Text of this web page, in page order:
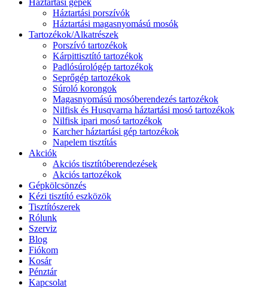
Háztartási gépek
Háztartási porszívók
Háztartási magasnyomású mosók
Tartozékok/Alkatrészek
Porszívó tartozékok
Kárpittisztító tartozékok
Padlósúrológép tartozékok
Seprőgép tartozékok
Súroló korongok
Magasnyomású mosóberendezés tartozékok
Nilfisk és Husqvarna háztartási mosó tartozékok
Nilfisk ipari mosó tartozékok
Karcher háztartási gép tartozékok
Napelem tisztítás
Akciók
Akciós tisztítóberendezések
Akciós tartozékok
Gépkölcsönzés
Kézi tisztító eszközök
Tisztítószerek
Rólunk
Szerviz
Blog
Fiókom
Kosár
Pénztár
Kapcsolat